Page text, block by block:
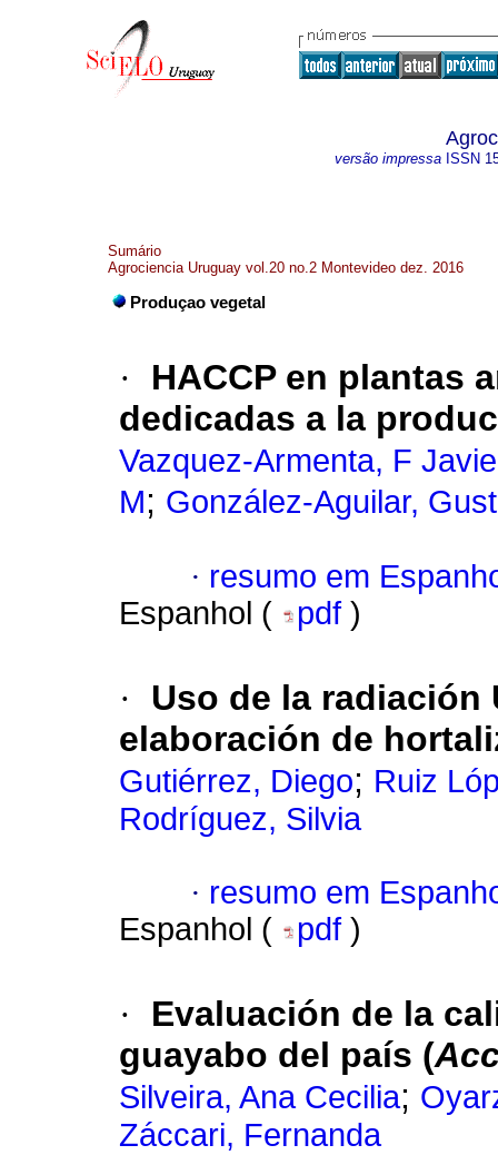
versão impressa ISSN
Sumário
Agrociencia Uruguay vol.20 no.2 Montevideo dez. 2016
Produçao vegetal
·
HACCP en plantas
dedicadas a la
Vazquez-Armenta, F
M; González-Aguilar,
· resumo em
Espanhol (
pdf )
·
Uso de la radiación
elaboración de
Gutiérrez, Diego; Ruiz
Rodríguez, Silvia
· resumo em
Espanhol (
pdf )
·
Evaluación de la
guayabo del país (
Silveira, Ana Cecilia;
Záccari, Fernanda